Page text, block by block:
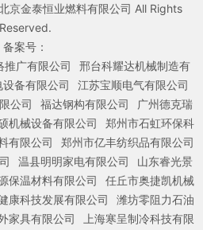
金泰恒业燃料有限公司 All Rights
Reserved.
备案号：
推广有限公司
邢台科耀达机械制造有
备有限公司
江苏宝顺电气有限公司
公司
福达钢构有限公司
广州德克瑞
机械设备有限公司
郑州市石虹环保科
有限公司
郑州市亿丰纺织品有限公司
温县明明家电有限公司
山东睿光景
保温材料有限公司
任丘市奥捷凯机械
康科技发展有限公司
潍坊零阻力石油
家具有限公司
上海寒呈制冷科技有限